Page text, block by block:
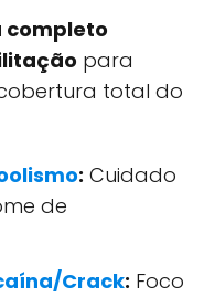
para
total do
: Cuidado
de
Crack: Foco